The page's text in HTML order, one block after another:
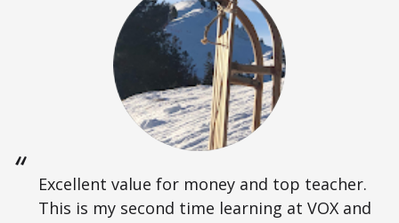
Excellent value for money and top teacher.
This is my second time learning at VOX and